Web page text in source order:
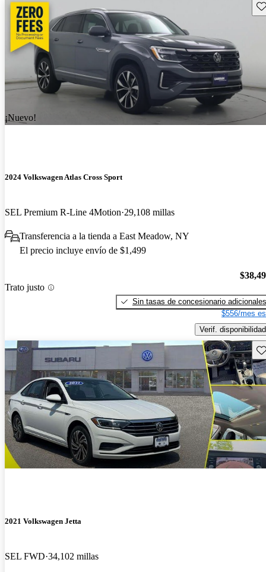
¡Nuevo!
2024 Volkswagen Atlas Cross Sport
SEL Premium R-Line 4Motion 29,108 millas
Transferencia a la tienda a East Meadow, NY
El precio incluye envío de $1,499
Trato justo
Sin tasas de concesionario adicionales
$556/mes
Verif. disponibilidad
2021 Volkswagen Jetta
SEL FWD 34,102 millas